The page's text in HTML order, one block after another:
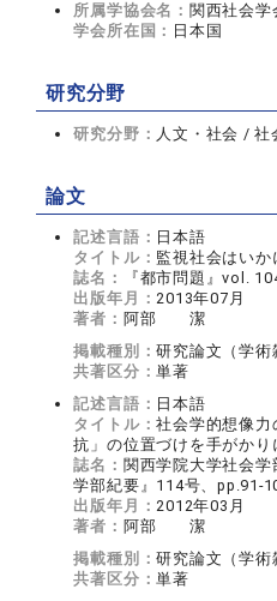
所属学協会名： 関西社会学
学会所在国： 日本国
研究分野
研究分野： 人文・社会 / 社
論文
記述言語： 日本語
タイトル： 監視社会はい
誌名：
『都市問題』vol.
出版年月：2013年07月
著者： 阿部 潔
掲載種別：研究論文（学術
共著区分：単著
記述言語： 日本語
タイトル：社会学的想像
抗」の位置づけを手がかり
誌名： 関西学院大学社会
学部紀要』114号、pp.91-
出版年月：2012年03月
著者： 阿部 潔
掲載種別：研究論文（学術
共著区分：単著